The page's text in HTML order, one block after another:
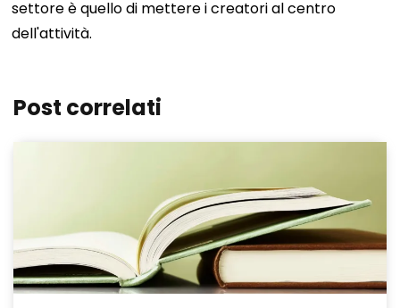
settore è quello di mettere i creatori al centro
dell'attività.
Post correlati